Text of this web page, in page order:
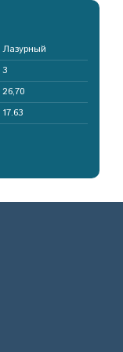
Лазурный
3
26,70
17.63